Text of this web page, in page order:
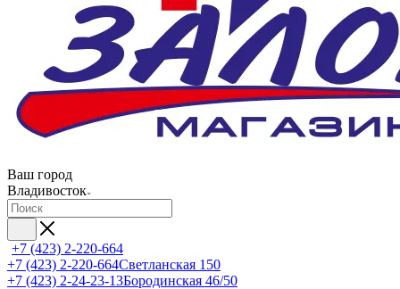
Ваш город
Владивосток
+7 (423) 2-220-664
+7 (423) 2-220-664Светланская 150
+7 (423) 2-24-23-13Бородинская 46/50